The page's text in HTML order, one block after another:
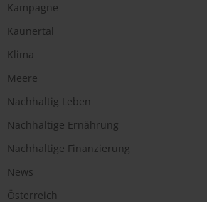
Kampagne
Kaunertal
Klima
Meere
Nachhaltig Leben
Nachhaltige Ernährung
Nachhaltige Finanzierung
News
Österreich